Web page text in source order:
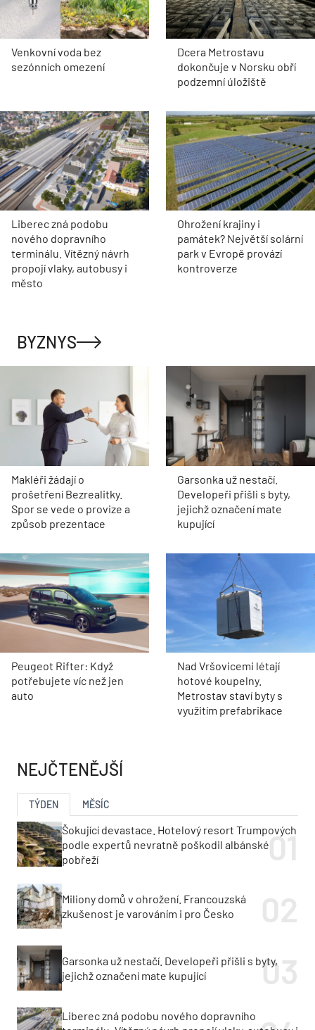
Venkovní voda bez
sezónních omezení
Dcera Metrostavu
dokončuje v Norsku obří
podzemní úložiště
Liberec zná podobu
nového dopravního
terminálu. Vítězný návrh
propojí vlaky, autobusy i
město
Ohrožení krajiny i
památek? Největší solární
park v Evropě provází
kontroverze
BYZNYS
Makléři žádají o
prošetření Bezrealitky.
Spor se vede o provize a
způsob prezentace
Garsonka už nestačí.
Developeři přišli s byty,
jejichž označení mate
kupující
Peugeot Rifter: Když
potřebujete víc než jen
auto
Nad Vršovicemi létají
hotové koupelny.
Metrostav staví byty s
využitím prefabrikace
NEJČTENĚJŠÍ
TÝDEN MĚSÍC
Šokující devastace. Hotelový resort Trumpových
podle expertů nevratně poškodil albánské
pobřeží
Miliony domů v ohrožení. Francouzská
zkušenost je varováním i pro Česko
Garsonka už nestačí. Developeři přišli s byty,
jejichž označení mate kupující
Liberec zná podobu nového dopravního